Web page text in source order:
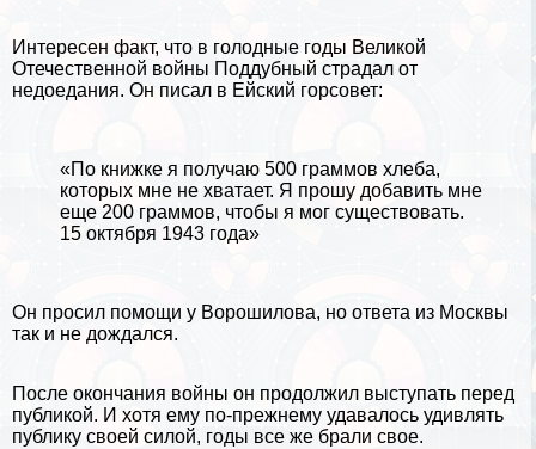
Интересен факт, что в голодные годы Великой
Отечественной войны Поддубный страдал от
недоедания. Он писал в Ейский горсовет:
«По книжке я получаю 500 граммов хлеба,
которых мне не хватает. Я прошу добавить мне
еще 200 граммов, чтобы я мог существовать.
15 октября 1943 года»
Он просил помощи у Ворошилова, но ответа из Москвы
так и не дождался.
После окончания войны он продолжил выступать перед
публикой. И хотя ему по-прежнему удавалось удивлять
публику своей силой, годы все же брали свое.